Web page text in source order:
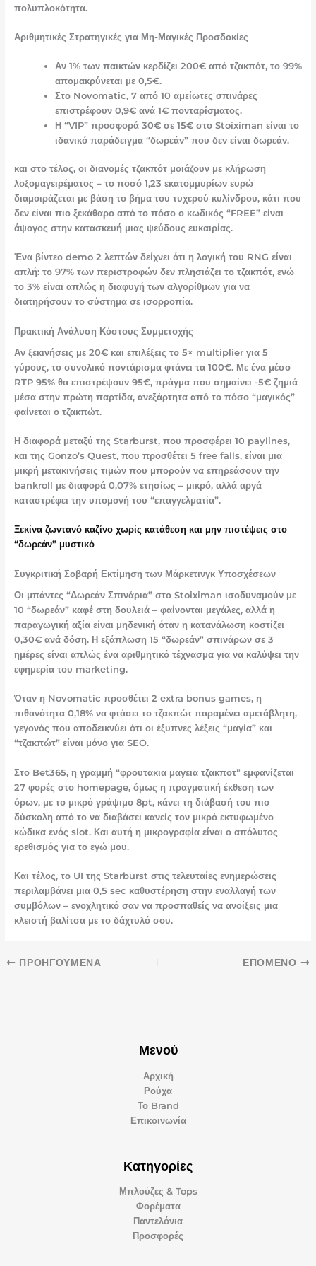
πολυπλοκότητα.
Αριθμητικές Στρατηγικές για Μη-Μαγικές Προσδοκίες
Αν 1% των παικτών κερδίζει 200€ από τζακπότ, το 99%
απομακρύνεται με 0,5€.
Στο Novomatic, 7 από 10 αμείωτες σπινάρες
επιστρέφουν 0,9€ ανά 1€ πονταρίσματος.
Η “VIP” προσφορά 30€ σε 15€ στο Stoiximan είναι το
ιδανικό παράδειγμα “δωρεάν” που δεν είναι δωρεάν.
και στο τέλος, οι διανομές τζακπότ μοιάζουν με κλήρωση
λοξομαγειρέματος – το ποσό 1,23 εκατομμυρίων ευρώ
διαμοιράζεται με βάση το βήμα του τυχερού κυλίνδρου, κάτι που
δεν είναι πιο ξεκάθαρο από το πόσο ο κωδικός “FREE” είναι
άψογος στην κατασκευή μιας ψεύδους ευκαιρίας.
Ένα βίντεο demo 2 λεπτών δείχνει ότι η λογική του RNG είναι
απλή: το 97% των περιστροφών δεν πλησιάζει το τζακπότ, ενώ
το 3% είναι απλώς η διαφυγή των αλγορίθμων για να
διατηρήσουν το σύστημα σε ισορροπία.
Πρακτική Ανάλυση Κόστους Συμμετοχής
Αν ξεκινήσεις με 20€ και επιλέξεις το 5× multiplier για 5
γύρους, το συνολικό ποντάρισμα φτάνει τα 100€. Με ένα μέσο
RTP 95% θα επιστρέψουν 95€, πράγμα που σημαίνει -5€ ζημιά
μέσα στην πρώτη παρτίδα, ανεξάρτητα από το πόσο “μαγικός”
φαίνεται ο τζακπώτ.
Η διαφορά μεταξύ της Starburst, που προσφέρει 10 paylines,
και της Gonzo’s Quest, που προσθέτει 5 free falls, είναι μια
μικρή μετακινήσεις τιμών που μπορούν να επηρεάσουν την
bankroll με διαφορά 0,07% ετησίως – μικρό, αλλά αργά
καταστρέφει την υπομονή του “επαγγελματία”.
Ξεκίνα ζωντανό καζίνο χωρίς κατάθεση και μην πιστέψεις στο
“δωρεάν” μυστικό
Συγκριτική Σοβαρή Εκτίμηση των Μάρκετινγκ Υποσχέσεων
Οι μπάντες “Δωρεάν Σπινάρια” στο Stoiximan ισοδυναμούν με
10 “δωρεάν” καφέ στη δουλειά – φαίνονται μεγάλες, αλλά η
παραγωγική αξία είναι μηδενική όταν η κατανάλωση κοστίζει
0,30€ ανά δόση. Η εξάπλωση 15 “δωρεάν” σπινάρων σε 3
ημέρες είναι απλώς ένα αριθμητικό τέχνασμα για να καλύψει την
εφημερία του marketing.
Όταν η Novomatic προσθέτει 2 extra bonus games, η
πιθανότητα 0,18% να φτάσει το τζακπώτ παραμένει αμετάβλητη,
γεγονός που αποδεικνύει ότι οι έξυπνες λέξεις “μαγία” και
“τζακπώτ” είναι μόνο για SEO.
Στο Bet365, η γραμμή “φρουτακια μαγεια τζακποτ” εμφανίζεται
27 φορές στο homepage, όμως η πραγματική έκθεση των
όρων, με το μικρό γράψιμο 8pt, κάνει τη διάβασή του πιο
δύσκολη από το να διαβάσει κανείς τον μικρό εκτυφωμένο
κώδικα ενός slot. Και αυτή η μικρογραφία είναι ο απόλυτος
ερεθισμός για το εγώ μου.
Και τέλος, το UI της Starburst στις τελευταίες ενημερώσεις
περιλαμβάνει μια 0,5 sec καθυστέρηση στην εναλλαγή των
συμβόλων – ενοχλητικό σαν να προσπαθείς να ανοίξεις μια
κλειστή βαλίτσα με το δάχτυλό σου.
ΠΡΟΗΓΟΎΜΕΝΑ ΕΠΌΜΕΝΟ
Μενού
Αρχική
Ρούχα
Το Brand
Επικοινωνία
Κατηγορίες
Μπλούζες & Tops
Φορέματα
Παντελόνια
Προσφορές